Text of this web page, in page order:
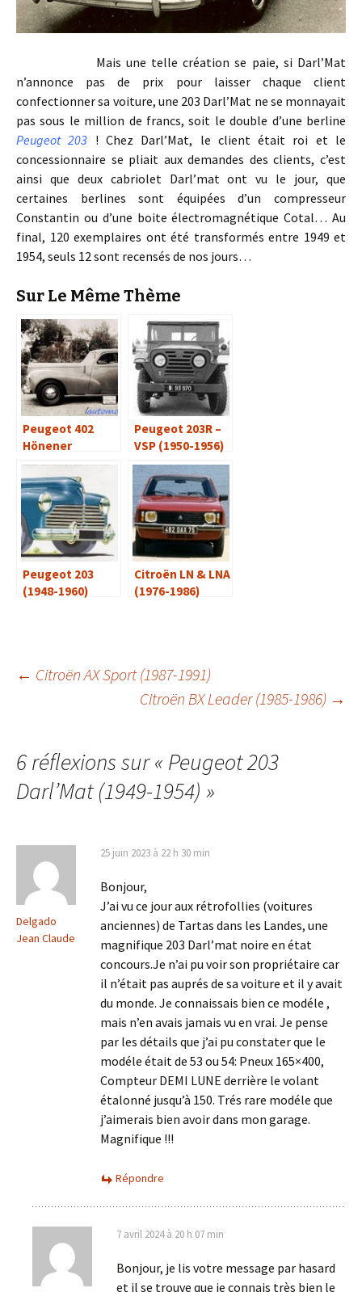
Mais une telle création se paie, si Darl’Mat
n’annonce pas de prix pour laisser chaque client
confectionner sa voiture, une 203 Darl’Mat ne se monnayait
pas sous le million de francs, soit le double d’une berline
Peugeot 203 ! Chez Darl’Mat, le client était roi et le
concessionnaire se pliait aux demandes des clients, c’est
ainsi que deux cabriolet Darl’mat ont vu le jour, que
certaines berlines sont équipées d’un compresseur
Constantin ou d’une boite électromagnétique Cotal… Au
final, 120 exemplaires ont été transformés entre 1949 et
1954, seuls 12 sont recensés de nos jours…
Sur Le Même Thème
Peugeot 402
Hönener
Peugeot 203R –
VSP (1950-1956)
Peugeot 203
(1948-1960)
Citroën LN & LNA
(1976-1986)
Navigation
articles
← Citroën AX Sport (1987-1991)
Citroën BX Leader (1985-1986) →
6 réflexions sur « Peugeot 203
Darl’Mat (1949-1954) »
Delgado
Jean Claude
25 juin 2023 à 22 h 30 min
Bonjour,
J’ai vu ce jour aux rétrofollies (voitures
anciennes) de Tartas dans les Landes, une
magnifique 203 Darl’mat noire en état
concours.Je n’ai pu voir son propriétaire car
il n’était pas auprés de sa voiture et il y avait
du monde. Je connaissais bien ce modéle ,
mais n’en avais jamais vu en vrai. Je pense
par les détails que j’ai pu constater que le
modéle était de 53 ou 54: Pneux 165×400,
Compteur DEMI LUNE derrière le volant
étalonné jusqu’à 150. Trés rare modéle que
j’aimerais bien avoir dans mon garage.
Magnifique !!!
Répondre
7 avril 2024 à 20 h 07 min
Bonjour, je lis votre message par hasard
et il se trouve que je connais très bien le